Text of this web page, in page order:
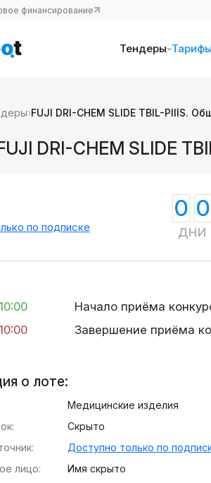
финансирование
Тендеры
›FUJI DRI-CHEM SLIDE TBIL-PIIIS.
DRI-CHEM SLIDE
по подписке
0 0
дни
Начало приёма
Завершение приёма
о лоте:
Медицинские изделия
Скрыто
Доступно только по
лицо:
Имя скрыто